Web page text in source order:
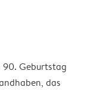
Geburtstag
das